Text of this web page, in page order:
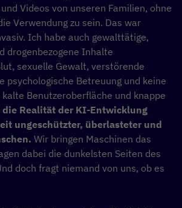
Videos von unseren Familien, ohne
Verwendung zu sein. Das war
Ich habe auch gewalttätige,
drogenbezogene Inhalte
sexuelle Gewalt, verstörende
psychologische Betreuung und keine
Benutzeroberfläche und knappe
die Realität der KI-Entwicklung
ungeschützter, überlasteter und
Wir bringen Maschinen das
dabei die dunkelsten Seiten des
doch fragt niemand von uns, ob es